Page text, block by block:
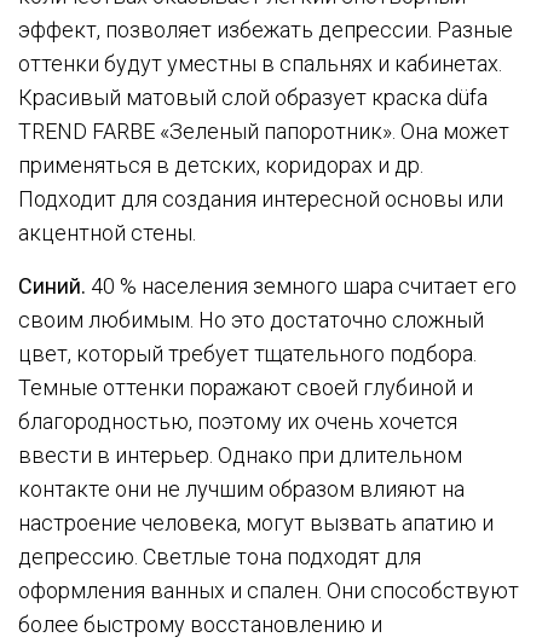
эффект, позволяет избежать депрессии. Разные
оттенки будут уместны в спальнях и кабинетах.
Красивый матовый слой образует краска düfa
TREND FARBE «Зеленый папоротник». Она может
применяться в детских, коридорах и др.
Подходит для создания интересной основы или
акцентной стены.
Синий. 40 % населения земного шара считает его
своим любимым. Но это достаточно сложный
цвет, который требует тщательного подбора.
Темные оттенки поражают своей глубиной и
благородностью, поэтому их очень хочется
ввести в интерьер. Однако при длительном
контакте они не лучшим образом влияют на
настроение человека, могут вызвать апатию и
депрессию. Светлые тона подходят для
оформления ванных и спален. Они способствуют
более быстрому восстановлению и